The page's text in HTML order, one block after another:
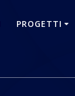
PROGETTI